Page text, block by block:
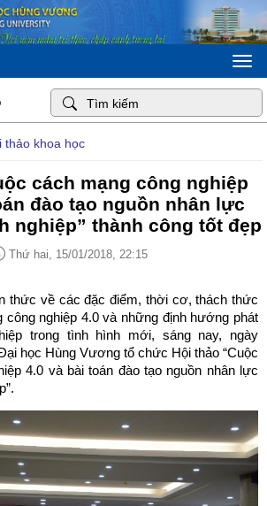
thảo khoa học
cách mạng công nghiệp
đào tạo nguồn nhân lực
nghiệp” thành công tốt đẹp
Thứ hai, 15/01/2018, 22:15
thức về các đặc điểm, thời cơ, thách thức
công nghiệp 4.0 và những định hướng phát
trong tình hình mới, sáng nay, ngày
học Hùng Vương tổ chức Hội thảo “Cuộc
4.0 và bài toán đào tạo nguồn nhân lực